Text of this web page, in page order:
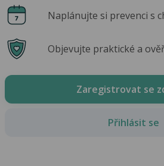
Naplánujte si prevenci s
Objevujte praktické a
Zaregistrovat se
Přihlásit se